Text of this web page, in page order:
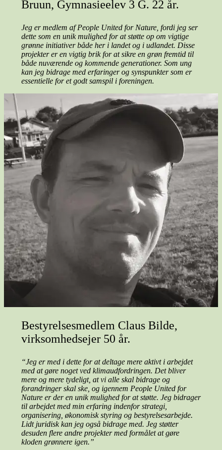
Bruun, Gymnasieelev 3 G. 22 år.
Jeg er medlem af People United for Nature, fordi jeg ser
dette som en unik mulighed for at støtte op om vigtige
grønne initiativer både her i landet og i udlandet. Disse
projekter er en vigtig brik for at sikre en grøn fremtid til
både nuværende og kommende generationer. Som ung
kan jeg bidrage med erfaringer og synspunkter som er
essentielle for et godt samspil i foreningen.
Bestyrelsesmedlem Claus Bilde,
virksomhedsejer 50 år.
“Jeg er med i dette for at deltage mere aktivt i arbejdet
med at gøre noget ved klimaudfordringen. Det bliver
mere og mere tydeligt, at vi alle skal bidrage og
forandringer skal ske, og igennem People United for
Nature er der en unik mulighed for at støtte. Jeg bidrager
til arbejdet med min erfaring indenfor strategi,
organisering, økonomisk styring og bestyrelsesarbejde.
Lidt juridisk kan jeg også bidrage med. Jeg støtter
desuden flere andre projekter med formålet at gøre
kloden grønnere igen.”